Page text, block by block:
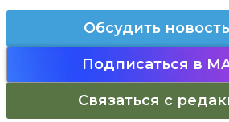
Обсудить новость
Подписаться в
Связаться с